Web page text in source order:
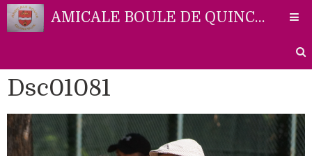
AMICALE BOULE DE QUINCIEUX
Accueil
Liens
Partenaires
Dsc01081